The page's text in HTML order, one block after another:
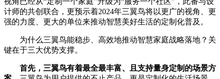
计师的共创联合，更预示着2024年三翼鸟将以更广的视角、更
强的力度、更大的单位来推动智慧美好生活的定制化普及。
为什么三翼鸟能稳步、高效地推动智慧家庭战略落地？关
键在于三大优势支撑。
首先，三翼鸟有着最全最丰富、且支持量身定制的场景方